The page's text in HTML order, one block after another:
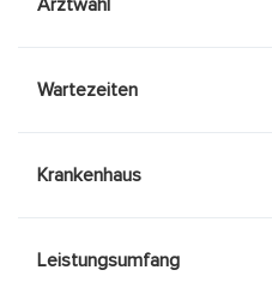
Arztwahl
Wartezeiten
Krankenhaus
Leistungsumfang